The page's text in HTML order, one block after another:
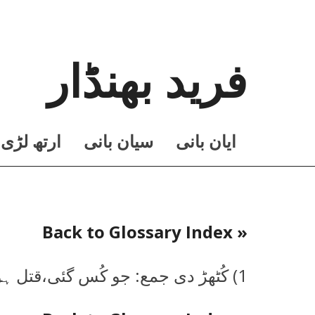
فرید بھنڈار
ايان بانی سيان بانی ارتھ لڑی
« Back to Glossary Index
1) کُٹھڑ دی جمع: جو کُس گئی،قتل ہوئی،ماری گئی